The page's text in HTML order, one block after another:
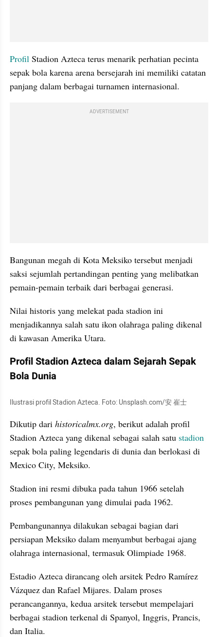
Profil Stadion Azteca terus menarik perhatian pecinta
sepak bola karena arena bersejarah ini memiliki catatan
panjang dalam berbagai turnamen internasional.
ADVERTISEMENT
Bangunan megah di Kota Meksiko tersebut menjadi
saksi sejumlah pertandingan penting yang melibatkan
pemain-pemain terbaik dari berbagai generasi.
Nilai historis yang melekat pada stadion ini
menjadikannya salah satu ikon olahraga paling dikenal
di kawasan Amerika Utara.
Profil Stadion Azteca dalam Sejarah Sepak
Bola Dunia
Ilustrasi profil Stadion Azteca. Foto: Unsplash.com/安 崔士
Dikutip dari historicalmx.org, berikut adalah profil
Stadion Azteca yang dikenal sebagai salah satu stadion
sepak bola paling legendaris di dunia dan berlokasi di
Mexico City, Meksiko.
Stadion ini resmi dibuka pada tahun 1966 setelah
proses pembangunan yang dimulai pada 1962.
Pembangunannya dilakukan sebagai bagian dari
persiapan Meksiko dalam menyambut berbagai ajang
olahraga internasional, termasuk Olimpiade 1968.
Estadio Azteca dirancang oleh arsitek Pedro Ramírez
Vázquez dan Rafael Mijares. Dalam proses
perancangannya, kedua arsitek tersebut mempelajari
berbagai stadion terkenal di Spanyol, Inggris, Prancis,
dan Italia.